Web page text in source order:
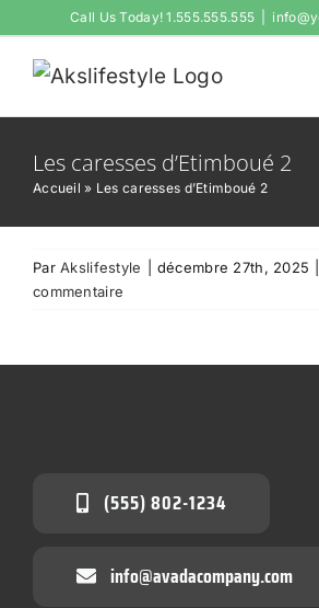
contenu
Call Us Today! 1.555.555.555
Les caresses d’Etimboué 2
Accueil » Les caresses d’Etimboué 2
ParAkslifestyle décembre 27th, 2025
commentaire
(555) 802-1234
info@avadacompany.com